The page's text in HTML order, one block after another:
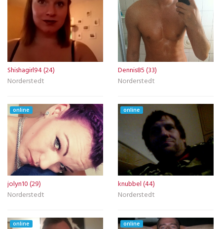
Shishagirl94 (24)
Norderstedt
Dennis85 (33)
Norderstedt
online
jolyn10 (29)
Norderstedt
online
knubbel (44)
Norderstedt
online online